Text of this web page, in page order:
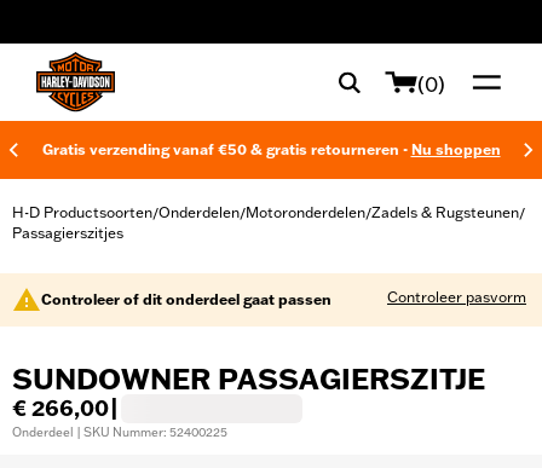
(0)
Gratis verzending vanaf €50 & gratis retourneren - Nu shoppen
H-D Productsoorten/Onderdelen/Motoronderdelen/Zadels & Rugsteunen/
Passagierszitjes
Controleer of dit onderdeel gaat passen Controleer pasvorm
SUNDOWNER PASSAGIERSZITJE
€ 266,00
Onderdeel | SKU Nummer: 52400225